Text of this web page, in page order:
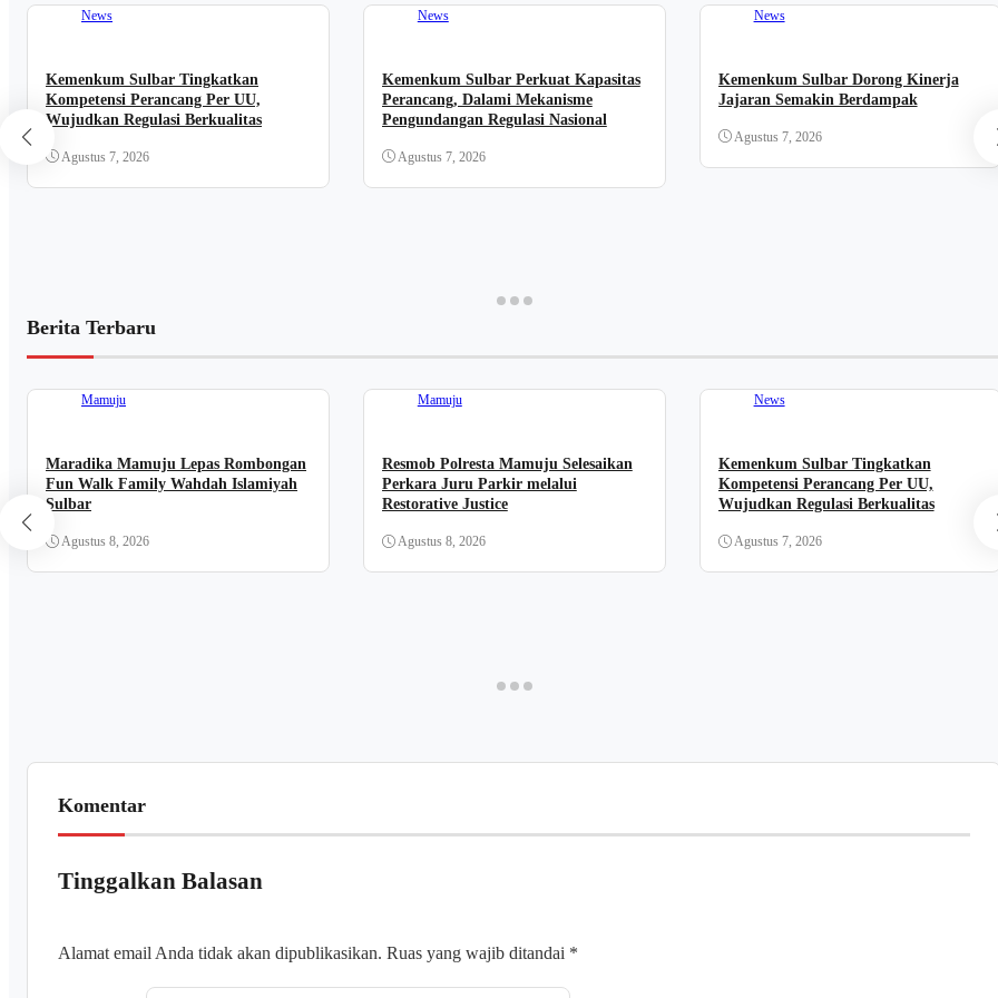
News
Kemenkum Sulbar Tingkatkan
Kompetensi Perancang Per UU,
Wujudkan Regulasi Berkualitas
Agustus 7, 2026
News
Kemenkum Sulbar Perkuat Kapasitas
Perancang, Dalami Mekanisme
Pengundangan Regulasi Nasional
Agustus 7, 2026
News
Kemenkum Sulbar Dorong Kinerja
Jajaran Semakin Berdampak
Agustus 7, 2026
Berita Terbaru
Mamuju
Maradika Mamuju Lepas Rombongan
Fun Walk Family Wahdah Islamiyah
Sulbar
Agustus 8, 2026
Mamuju
Resmob Polresta Mamuju Selesaikan
Perkara Juru Parkir melalui
Restorative Justice
Agustus 8, 2026
News
Kemenkum Sulbar Tingkatkan
Kompetensi Perancang Per UU,
Wujudkan Regulasi Berkualitas
Agustus 7, 2026
Komentar
Tinggalkan Balasan
Alamat email Anda tidak akan dipublikasikan. Ruas yang wajib ditandai *